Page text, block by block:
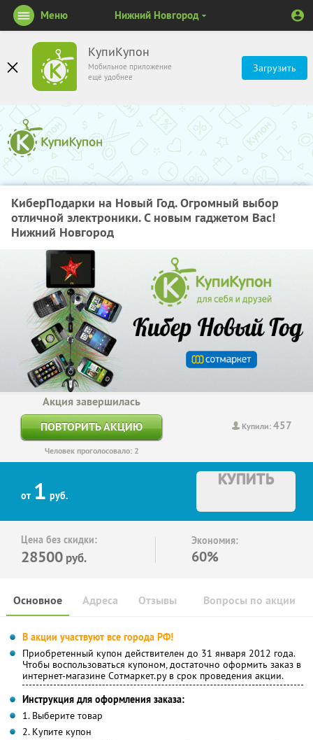
КупиКупон
Мобильное приложение
ещё удобнее
Загрузить
Меню Нижний Новгород
КиберПодарки на Новый Год. Огромный выбор
отличной электроники. С новым гаджетом Вас!
Нижний Новгород
Купили:457
Акция завершилась
ПОВТОРИТЬ АКЦИЮ
Человек проголосовало: 2
от 1 руб.
КУПИТЬ
Цена без скидки:
28500 руб.
Экономия:
60%
Основное Отзывы Вопросы по акции
Адреса
В акции участвуют все города РФ!
Приобретенный купон действителен до 31 января 2012 года.
Чтобы воспользоваться купоном, достаточно оформить заказ в
интернет-магазине Сотмаркет.ру в срок проведения акции.
Инструкция для оформления заказа:
1. Выберите товар
2. Купите купон